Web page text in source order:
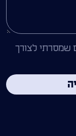
שמסרתי לצורך